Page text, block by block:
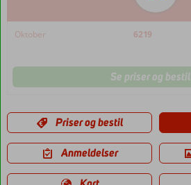
Oktober 6219
Se priser og bestil
Priser og bestil
Anmeldelser